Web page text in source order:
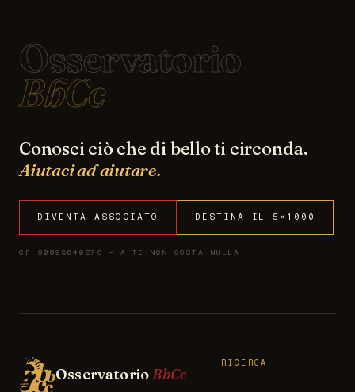
Osservatorio
BbCc
Conosci ciò che di bello ti circonda.
Aiutaci ad aiutare.
DIVENTA ASSOCIATO DESTINA IL 5×1000
CF 90098840276 — A TE NON COSTA NULLA
OsservatorioBbCc
RICERCA